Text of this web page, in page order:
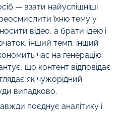
— взати найуспішніші
їхню тему у
відео, а брати ідею і
інший темп, інший
час на генерацію
що контент відповідає
як чужорідний
випадково.
поєднує аналітику і